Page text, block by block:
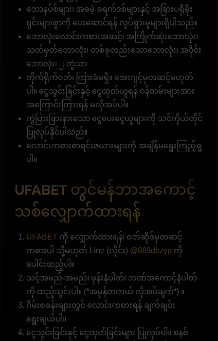
ဘောနပ်စ်များ၊ အခမဲ့ ခရက်ဒစ်များနှင့် အခြားပရိုမိုး
ရှင်းများစွာကို ပေးဆောင်ရန် လှုပ်ရှားမှုများရှိပါသည်။
ဘောလုံးလောင်းကစားအဆင့်၊ အကြိုက်ဆုံးဘောလုံး၊
သတ်မှတ်ဘောလုံး၊ တစ်ခုတည်းသောဘောလုံး၊ အဝိုင်း
ဘောလုံး၊ ၂ တွဲသာ
တိုက်ရိုက်ဝဘ်၊ ကြားခံမရှိ။ အေးဂျင့်မှတဆင့်မဟုတ်
ပါ။ ငွေသွင်းခြင်းနှင့် ငွေထုတ်ယူရန် ဝန်ထမ်းများအား
အကြောင်းကြားရန် မလိုအပ်ပါ။
ကွဲပြားခြားနားသော ငွေပေးငွေယူများကို သင်ကိုယ်တိုင်
ပြုလုပ်နိုင်ပါသည်။
လောင်းကစားစာရင်းဇယားများကို အချိန်မရွေးကြည့်ရှု
ပါ။
UFABET တွင်မန်ဘာအကောင့်
သစ်လျှောက်ထားရန်
UFABET ကို လျှောက်ထားရန်၊ ဝဘ်ဆိုဒ်မှတဆင့်
ကစားပါ သို့မဟုတ် Line (လိုင်း) @889dbzyp ကို
ပေါင်းထည့်ပါ။
သင့်အမည်-အမည်၊ ဖုန်းနံပါတ်၊ ဘဏ်အကောင့်နံပါတ်
ကို ထည့်သွင်းပါ။ (*အမှန်တကယ် လိုအပ်ချက်*) ။
ဂိမ်းစခန်းများတွင် လောင်းကစားရန် ချက်ချင်း
ရွေးချယ်ပါ။
ငွေသွင်းခြင်းနှင့် ငွေထုတ်ခြင်းများ ပြုလုပ်ပါ။ စနစ်